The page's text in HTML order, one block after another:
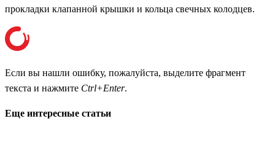
прокладки клапанной крышки и кольца свечных колодцев.
Если вы нашли ошибку, пожалуйста, выделите фрагмент
текста и нажмите Ctrl+Enter.
Еще интересные статьи